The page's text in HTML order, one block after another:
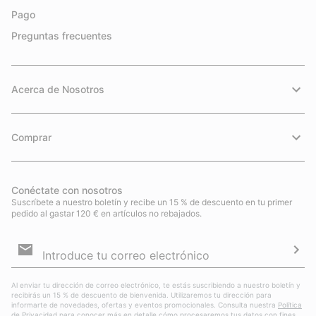
Pago
Preguntas frecuentes
Acerca de Nosotros
Comprar
Conéctate con nosotros
Suscríbete a nuestro boletín y recibe un 15 % de descuento en tu primer
pedido al gastar 120 € en artículos no rebajados.
de
Al enviar tu dirección de correo electrónico, te estás suscribiendo a nuestro boletín y
recibirás un 15 % de descuento de bienvenida. Utilizaremos tu dirección para
informarte de novedades, ofertas y eventos promocionales. Consulta nuestra Política